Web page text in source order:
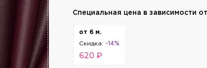
Cпециальная цена в зависимости
от 6 м.
Скидка: -14%
620 ₽